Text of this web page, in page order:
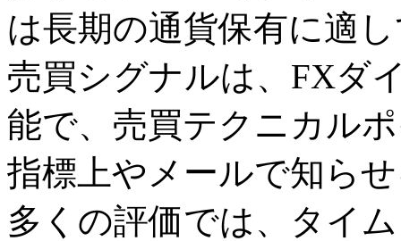
は長期の通貨保有に適
売買シグナルは、FXダ
能で、売買テクニカル
指標上やメールで知ら
多くの評価では、タイ